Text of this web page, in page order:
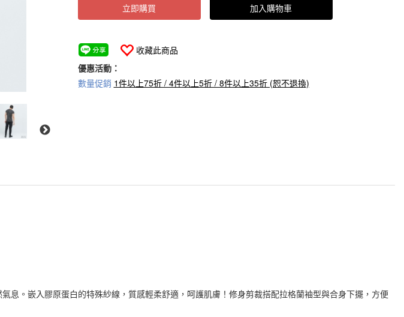
立即購買 加入購物車
收藏此商品
優惠活動：
數量促銷 1件以上75折 / 4件以上5折 / 8件以上35折 (恕不退換)
息。嵌入膠原蛋白的特殊紗線，質感輕柔舒適，呵護肌膚！修身剪裁搭配拉格蘭袖型與合身下擺，方便